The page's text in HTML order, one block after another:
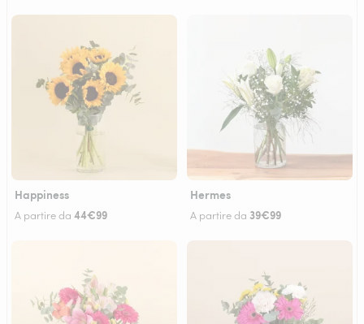
Happiness
A partire da 44€99
Hermes
A partire da 39€99